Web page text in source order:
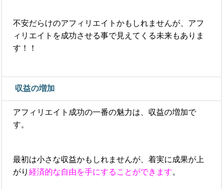
不安だらけのアフィリエイトかもしれませんが、アフ
ィリエイトを成功させる事で見えてくる未来もありま
す！！
収益の増加
アフィリエイト成功の一番の魅力は、収益の増加で
す。
最初は小さな収益かもしれませんが、着実に成果が上
がり経済的な自由を手にすることができます。